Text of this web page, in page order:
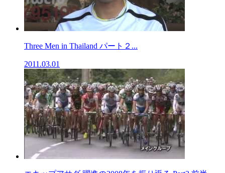
Three Men in Thailand パート２...
2011.03.01